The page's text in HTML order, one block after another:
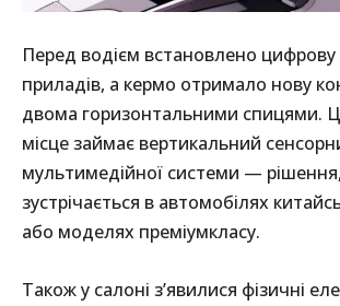
Перед водієм встановлено
приладів, а кермо отримало нову
двома горизонтальними спицями.
місце займає вертикальний
мультимедійної системи —
зустрічається в автомобілях
або моделях преміумкласу.
Також у салоні з’явилися фізичні